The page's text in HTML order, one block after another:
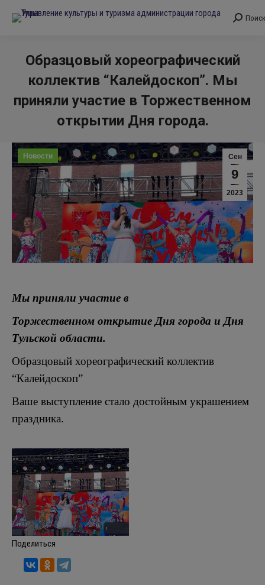
Поиск:
Поиск
Образцовый хореографический
коллектив “Калейдоскоп”. Мы
приняли участие в Торжественном
открытии Дня города.
Сен
9
2023
Новости
Мы приняли участие в
Торжественном открытие Дня города и Дня
Тульской области.
Образцовый хореографический коллектив
“Калейдоскоп”
Ваше выступление стало достойным украшением
праздника.
Поделиться